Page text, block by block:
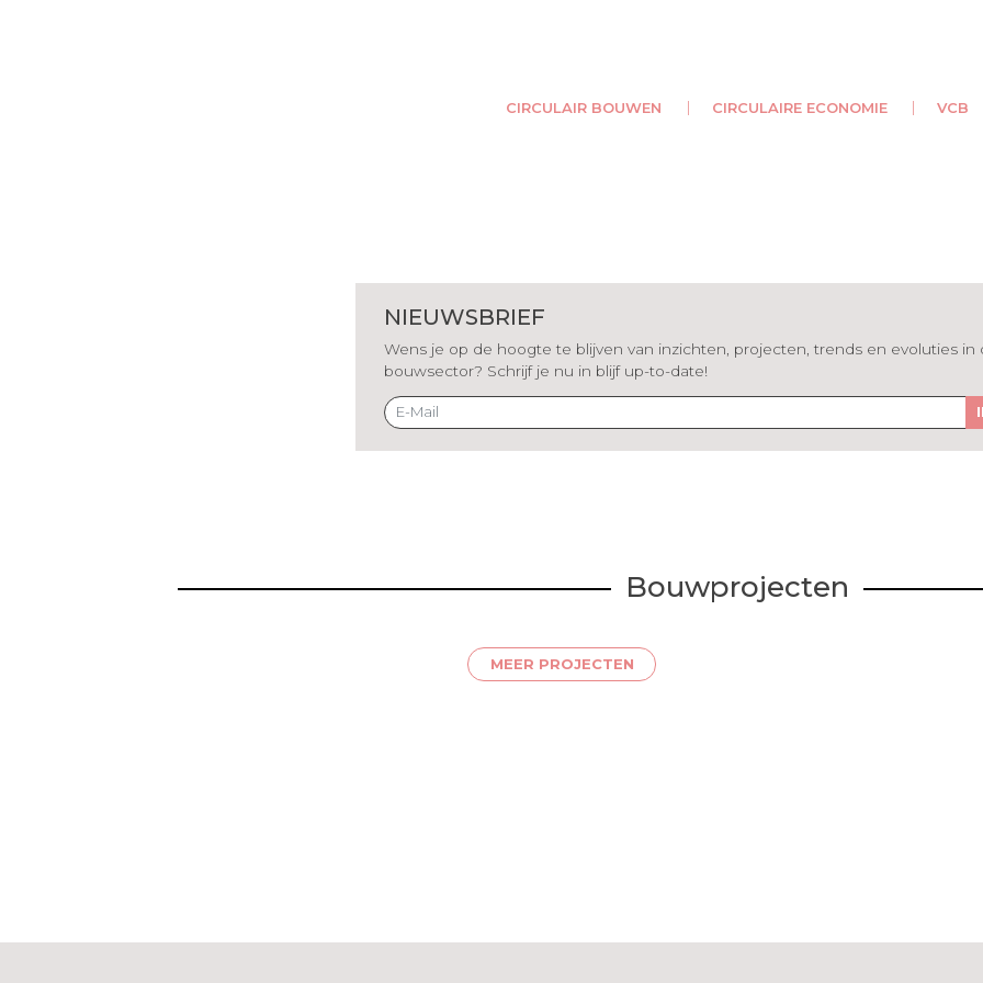
CIRCULAIR BOUWEN CIRCULAIRE ECONOMIE VCB
NIEUWSBRIEF
Wens je op de hoogte te blijven van inzichten, projecten, trends en evoluties in
bouwsector? Schrijf je nu in blijf up-to-date!
Bouwprojecten
MEER PROJECTEN